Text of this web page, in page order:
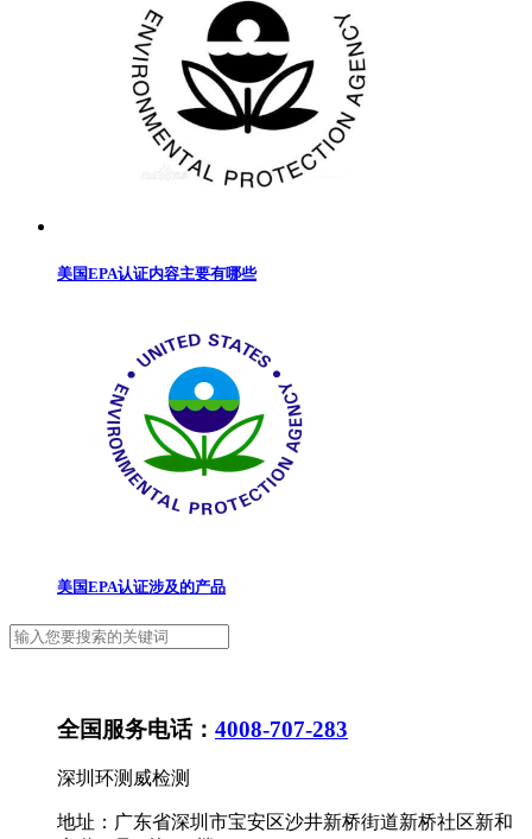
美国EPA认证内容主要有哪些
美国EPA认证涉及的产品
全国服务电话： 4008-707-283
深圳环测威检测
地址：广东省深圳市宝安区沙井新桥街道新桥社区新和